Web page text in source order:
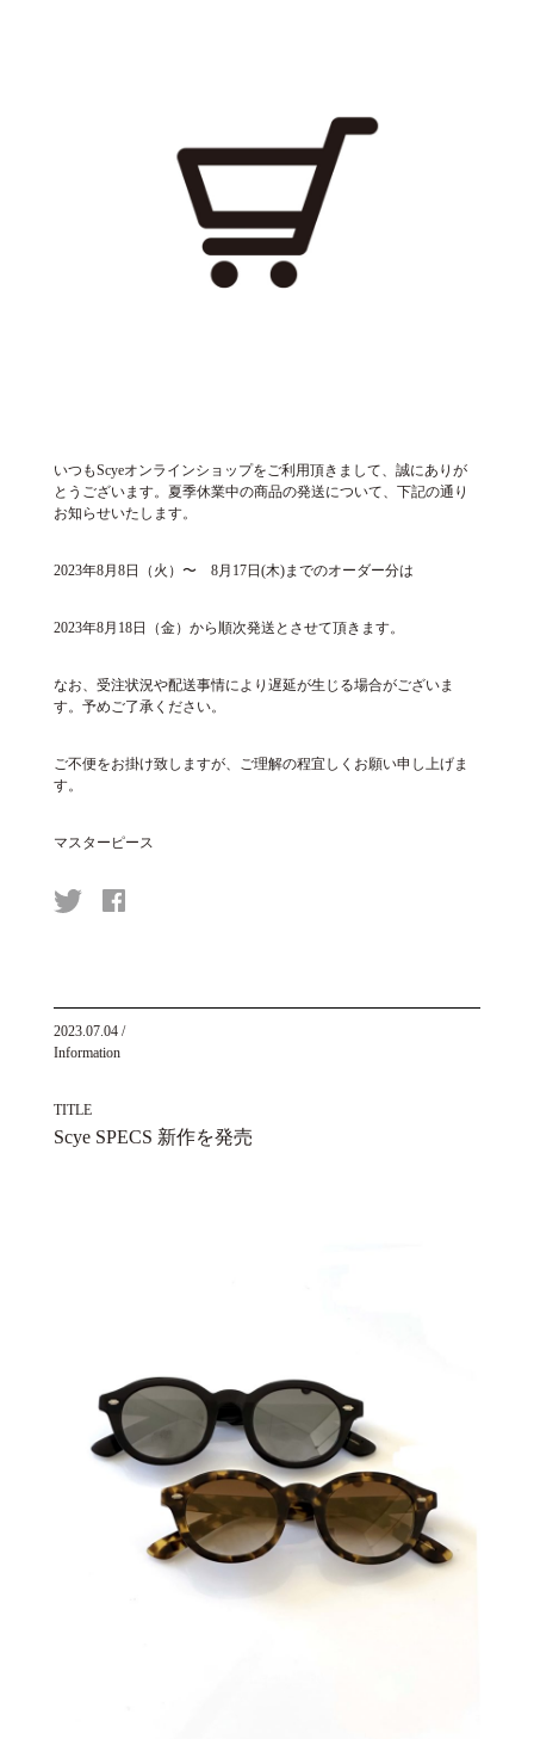
いつもScyeオンラインショップをご利用頂きまして、誠にありが
とうございます。夏季休業中の商品の発送について、下記の通り
お知らせいたします。
2023年8月8日（火）〜 8月17日(木)までのオーダー分は
2023年8月18日（金）から順次発送とさせて頂きます。
なお、受注状況や配送事情により遅延が生じる場合がございま
す。予めご了承ください。
ご不便をお掛け致しますが、ご理解の程宜しくお願い申し上げま
す。
マスターピース
2023.07.04/
Information
TITLE
Scye SPECS 新作を発売